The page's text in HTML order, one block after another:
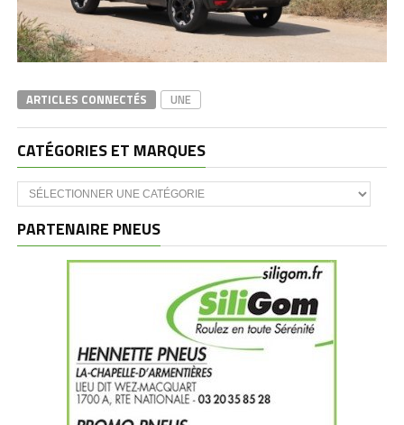
ARTICLES CONNECTÉS UNE
CATÉGORIES ET MARQUES
Catégories
et
PARTENAIRE PNEUS